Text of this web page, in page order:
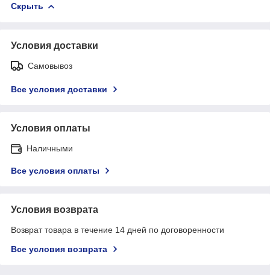
Скрыть
Условия доставки
Самовывоз
Все условия доставки
Условия оплаты
Наличными
Все условия оплаты
Условия возврата
Возврат товара в течение 14 дней по договоренности
Все условия возврата